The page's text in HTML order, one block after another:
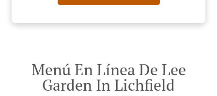
Menú En Línea De Lee
Garden In Lichfield